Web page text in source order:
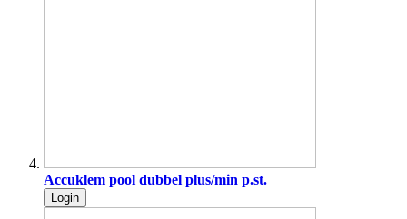
Accuklem pool dubbel plus/min p.st.
Login